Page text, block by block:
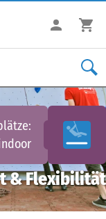
& Flexibilität